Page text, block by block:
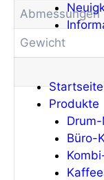
Startseite
Produkte
Büro-
Abmessungen
Gewicht